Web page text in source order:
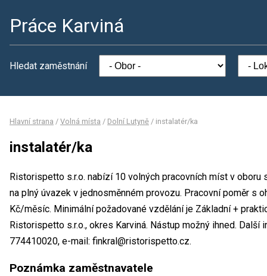
Práce Karviná
Hledat zaměstnání
Hlavní strana / Volná místa / Dolní Lutyně / instalatér/ka
instalatér/ka
Ristorispetto s.r.o. nabízí 10 volných pracovních míst v
na plný úvazek v jednosměnném provozu. Pracovní poměr s
Kč/měsíc. Minimální požadované vzdělání je Základní +
Ristorispetto s.r.o., okres Karviná. Nástup možný ihned.
774410020, e-mail: finkral@ristorispetto.cz.
Poznámka zaměstnavatele